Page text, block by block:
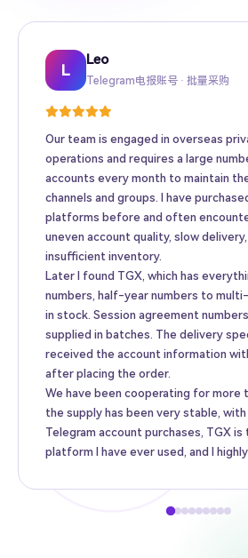
L
Leo
Telegram电报账号 · 批量采购
Our team is engaged in overseas
operations and requires a large
accounts every month to maintain
channels and groups. I have
platforms before and often
uneven account quality, slow
insufficient inventory.
Later I found TGX, which has
numbers, half-year numbers to
in stock. Session agreement
supplied in batches. The delivery
received the account information
after placing the order.
We have been cooperating for more
the supply has been very stable,
Telegram account purchases, TGX
platform I have ever used, and I
Sarah
Twitter推特高粉号 · Web3项
Kevin
TikTok账号 · 跨境电商矩阵运营
Mike
Facebook广告账号 · 跨境广告
Amy
Instagram账号 · 品牌海外推广
Daniel
Gmail账号 · Apple ID · AI工具
Jason
YouTube账号 · 内容变现
Wing
Telegram Premium代充 · 个
Richard
海外账号批发 · MCN机构